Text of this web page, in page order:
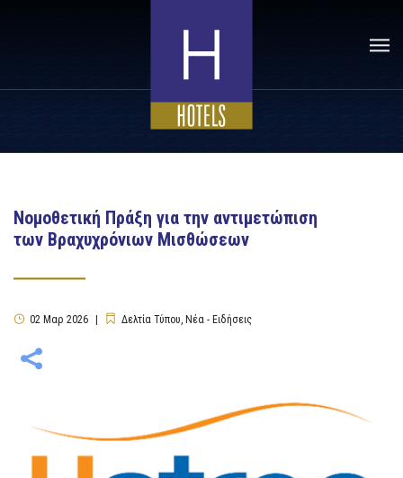
Νομοθετική Πράξη για την αντιμετώπιση
των Βραχυχρόνιων Μισθώσεων
02 Μαρ 2026 Δελτία Τύπου, Νέα - Ειδήσεις